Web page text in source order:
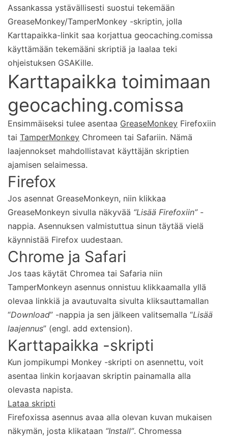
Assankassa ystävällisesti suostui tekemään
GreaseMonkey/TamperMonkey -skriptin, jolla
Karttapaikka-linkit saa korjattua geocaching.comissa
käyttämään tekemääni skriptiä ja laalaa teki
ohjeistuksen GSAKille.
Karttapaikka toimimaan
geocaching.comissa
Ensimmäiseksi tulee asentaa GreaseMonkey Firefoxiin
tai TamperMonkey Chromeen tai Safariin. Nämä
laajennokset mahdollistavat käyttäjän skriptien
ajamisen selaimessa.
Firefox
Jos asennat GreaseMonkeyn, niin klikkaa
GreaseMonkeyn sivulla näkyvää “Lisää Firefoxiin”-
nappia. Asennuksen valmistuttua sinun täytää vielä
käynnistää Firefox uudestaan.
Chrome ja Safari
Jos taas käytät Chromea tai Safaria niin
TamperMonkeyn asennus onnistuu klikkaamalla yllä
olevaa linkkiä ja avautuvalta sivulta kliksauttamallan
“Download” -nappia ja sen jälkeen valitsemalla “Lisää
laajennus” (engl. add extension).
Karttapaikka -skripti
Kun jompikumpi Monkey -skripti on asennettu, voit
asentaa linkin korjaavan skriptin painamalla alla
olevasta napista.
Lataa skripti
Firefoxissa asennus avaa alla olevan kuvan mukaisen
näkymän, josta klikataan “Install”. Chromessa